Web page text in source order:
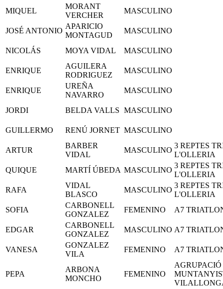
MIQUEL
MORANT
VERCHER
MASCULINO
JOSÉ ANTONIO
APARICIO
MONTAGUD
MASCULINO
NICOLÁS MOYA VIDAL MASCULINO
ENRIQUE
AGUILERA
RODRIGUEZ
MASCULINO
ENRIQUE
UREÑA
NAVARRO
MASCULINO
JORDI BELDA VALLS MASCULINO
GUILLERMO RENÚ JORNET MASCULINO
ARTUR
BARBER
VIDAL
MASCULINO
3 REPTES
L'OLLERIA
QUIQUE
MARTÍ ÚBEDA MASCULINO
3 REPTES
L'OLLERIA
RAFA
VIDAL
BLASCO
MASCULINO
3 REPTES
L'OLLERIA
SOFIA
CARBONELL
GONZALEZ
FEMENINO A7
EDGAR
CARBONELL
GONZALEZ
MASCULINO A7
VANESA
GONZALEZ
VILA
FEMENINO A7
PEPA
ARBONA
MONCHO
FEMENINO
AGRUPACIÓ